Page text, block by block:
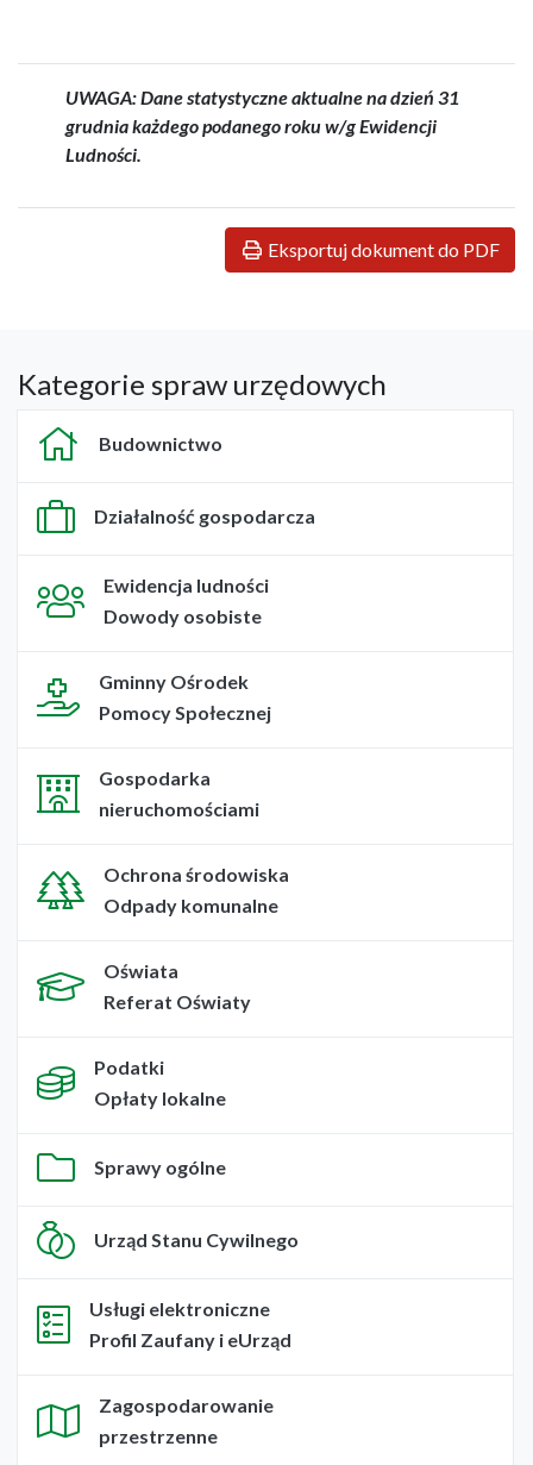
UWAGA: Dane statystyczne aktualne na dzień 31
grudnia każdego podanego roku w/g Ewidencji
Ludności.
Eksportuj dokument do PDF
Kategorie spraw urzędowych
Budownictwo
Działalność gospodarcza
Ewidencja ludności
Dowody osobiste
Gminny Ośrodek
Pomocy Społecznej
Gospodarka
nieruchomościami
Ochrona środowiska
Odpady komunalne
Oświata
Referat Oświaty
Podatki
Opłaty lokalne
Sprawy ogólne
Urząd Stanu Cywilnego
Usługi elektroniczne
Profil Zaufany i eUrząd
Zagospodarowanie
przestrzenne